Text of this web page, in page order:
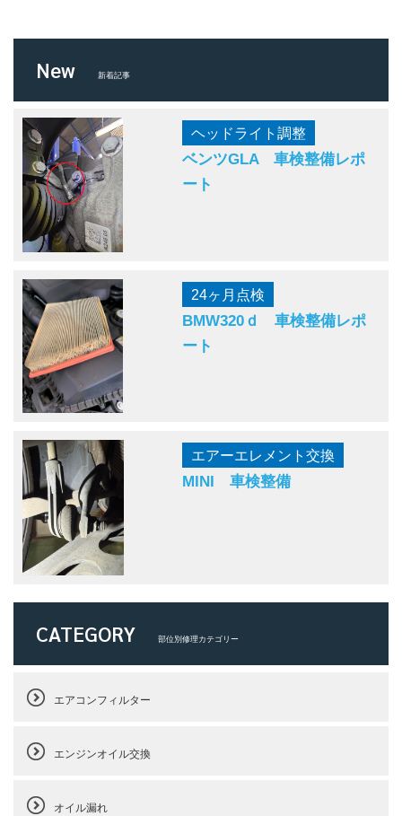
New 新着記事
ヘッドライト調整
ベンツGLA 車検整備レポ
ート
24ヶ月点検
BMW320ｄ 車検整備レポ
ート
エアーエレメント交換
MINI 車検整備
CATEGORY 部位別修理カテゴリー
エアコンフィルター
エンジンオイル交換
オイル漏れ